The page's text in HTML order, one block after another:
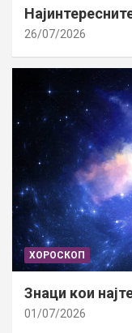
26/07/2026
ХОРОСКОП
Знаци кои
01/07/2026